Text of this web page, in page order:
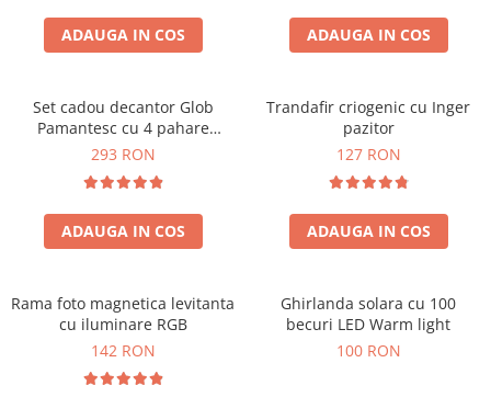
Cadouri Fete
Pentru Copilul din tine
Cadouri de Casa Noua
Cadouri Majorat
Cadouri pentru Nasi
Cadouri pentru Bunici
Cadouri pentru Prieteni
Cel ce are tot
Cadouri Nunta si Cununie civila
Cani si Termosuri
Jocuri si Puzzle
Seturi de caligrafie
Cadouri Sfantul Alexandru
Cadouri Constantin si Elena
Cadouri Sfanta Maria
Cadouri Sfintii Mihail si Gavriil
ADAUGA IN COS ADAUGA IN COS
Set cadou decantor Glob
Pamantesc cu 4 pahare
Deluxe
293 RON
ADAUGA IN COS
Trandafir criogenic cu Inger
pazitor
127 RON
ADAUGA IN COS
Rama foto magnetica levitanta
cu iluminare RGB
142 RON
Ghirlanda solara cu 100
becuri LED Warm light
100 RON